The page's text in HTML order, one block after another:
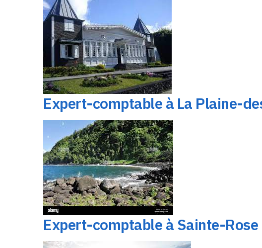
Expert-comptable à La Plaine-
Expert-comptable à Sainte-